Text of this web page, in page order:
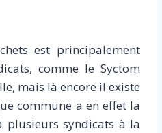
est principalement
comme le Syctom
mais là encore il existe
commune a en effet la
plusieurs syndicats à la